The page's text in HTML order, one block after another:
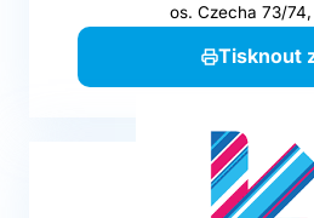
os. Czecha 73/74,
Tisknout